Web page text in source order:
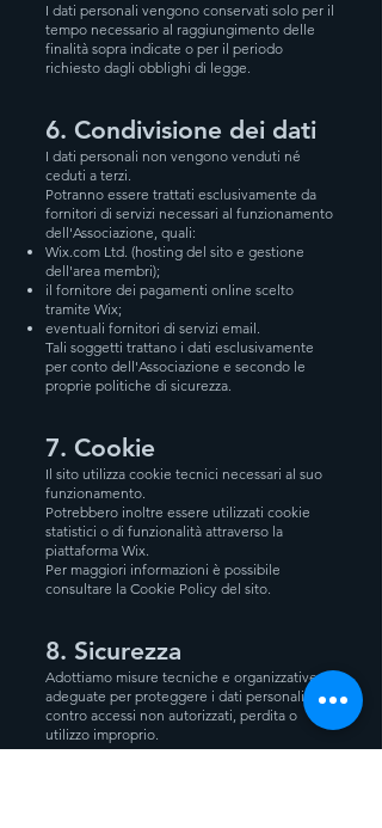
I dati personali vengono conservati solo per il
tempo necessario al raggiungimento delle
finalità sopra indicate o per il periodo
richiesto dagli obblighi di legge.
6. Condivisione dei dati
I dati personali non vengono venduti né
ceduti a terzi.
Potranno essere trattati esclusivamente da
fornitori di servizi necessari al funzionamento
dell'Associazione, quali:
Wix.com Ltd. (hosting del sito e gestione
dell'area membri);
il fornitore dei pagamenti online scelto
tramite Wix;
eventuali fornitori di servizi email.
Tali soggetti trattano i dati esclusivamente
per conto dell'Associazione e secondo le
proprie politiche di sicurezza.
7. Cookie
Il sito utilizza cookie tecnici necessari al suo
funzionamento.
Potrebbero inoltre essere utilizzati cookie
statistici o di funzionalità attraverso la
piattaforma Wix.
Per maggiori informazioni è possibile
consultare la Cookie Policy del sito.
8. Sicurezza
Adottiamo misure tecniche e organizzative
adeguate per proteggere i dati personali
contro accessi non autorizzati, perdita o
utilizzo improprio.